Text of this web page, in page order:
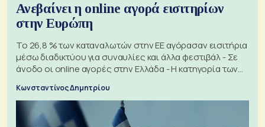
Ανεβαίνει η online αγορά εισιτηρίων
στην Ευρώπη
Το 26,8 % των καταναλωτών στην ΕΕ αγόρασαν εισιτήρια
μέσω διαδικτύου για συναυλίες και άλλα φεστιβάλ - Σε
άνοδο οι online αγορές στην Ελλάδα - Η κατηγορία των
Κωνσταντίνος Δημητρίου